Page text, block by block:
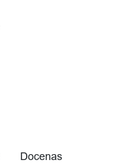
Docenas